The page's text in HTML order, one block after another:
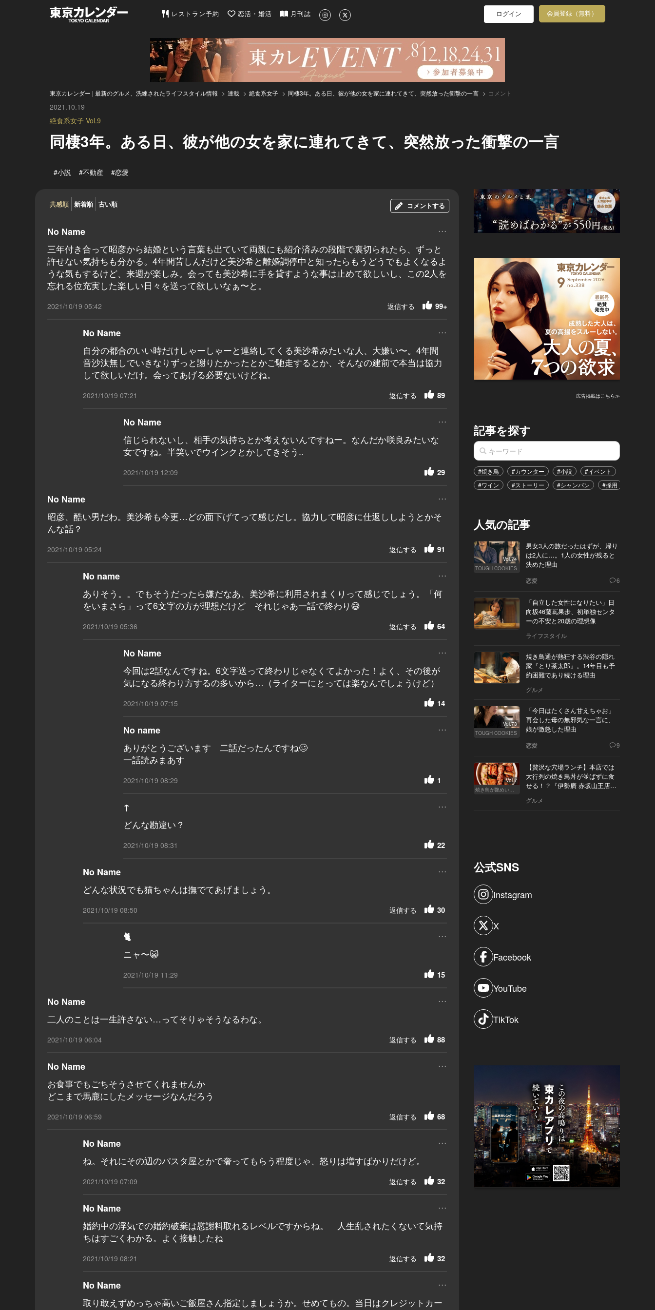
東京カレンダー | 最新のグルメ、洗練されたライフスタイル情報
レストラン予約 恋活・婚活 月刊誌 ログイン 会員登録（無料）
東京カレンダー | 最新のグルメ、洗練されたライフスタイル情報 連載 絶食系女子 同棲3年。ある日、彼が他の女を家に連れてきて、突然放った衝撃の一言 コメント
2021.10.19
絶食系女子 Vol.9
同棲3年。ある日、彼が他の女を家に連れてきて、突然放った衝撃の一言
#小説 #不動産 #恋愛
共感順 新着順 古い順 コメントする
No Name ...
三年付き合って昭彦から結婚という言葉も出ていて両親にも紹介済みの段階で裏切られたら、ずっと
許せない気持ちも分かる。4年間苦しんだけど美沙希と離婚調停中と知ったらもうどうでもよくなるよ
うな気もするけど、来週が楽しみ。会っても美沙希に手を貸すような事は止めて欲しいし、この2人を
忘れる位充実した楽しい日々を送って欲しいなぁ〜と。
2021/10/19 05:42 99+
返信する
No Name ...
自分の都合のいい時だけしゃーしゃーと連絡してくる美沙希みたいな人、大嫌い〜。4年間
音沙汰無しでいきなりずっと謝りたかったとかご馳走するとか、そんなの建前で本当は協力
して欲しいだけ。会ってあげる必要ないけどね。
2021/10/19 07:21 89
返信する
No Name ...
信じられないし、相手の気持ちとか考えないんですねー。なんだか咲良みたいな
女ですね。半笑いでウインクとかしてきそう..
2021/10/19 12:09 29
No Name ...
昭彦、酷い男だわ。美沙希も今更…どの面下げてって感じだし。協力して昭彦に仕返ししようとかそ
んな話？
2021/10/19 05:24 91
返信する
No name ...
ありそう。。でもそうだったら嫌だなあ、美沙希に利用されまくりって感じでしょう。「何
をいまさら」って6文字の方が理想だけど それじゃあ一話で終わり😅
2021/10/19 05:36 64
返信する
No Name ...
今回は2話なんですね。6文字送って終わりじゃなくてよかった！よく、その後が
気になる終わり方するの多いから…（ライターにとっては楽なんでしょうけど）
2021/10/19 07:15 14
No name ...
ありがとうございます 二話だったんですね🥴
一話読みまあす
2021/10/19 08:29 1
↑ ...
どんな勘違い？
2021/10/19 08:31 22
No Name ...
どんな状況でも猫ちゃんは撫でてあげましょう。
2021/10/19 08:50 30
返信する
🐈 ...
ニャ〜😺
2021/10/19 11:29 15
No Name ...
二人のことは一生許さない…ってそりゃそうなるわな。
2021/10/19 06:04 88
返信する
No Name ...
お食事でもごちそうさせてくれませんか
どこまで馬鹿にしたメッセージなんだろう
2021/10/19 06:59 68
返信する
No Name ...
ね。それにその辺のパスタ屋とかで奢ってもらう程度じゃ、怒りは増すばかりだけど。
2021/10/19 07:09 32
返信する
No Name ...
婚約中の浮気での婚約破棄は慰謝料取れるレベルですからね。 人生乱されたくないて気持
ちはすごくわかる。よく接触したね
2021/10/19 08:21 32
返信する
No Name ...
取り敢えずめっちゃ高いご飯屋さん指定しましょうか。せめてもの。当日はクレジットカー
広告掲載はこちら≫
記事を探す
#焼き鳥 #カウンター #小説 #イベント
#ワイン
#ストーリー #シャンパン #採用
人気の記事
Vol.74
TOUGH COOKIES
男女3人の旅だったはずが、帰り
は2人に…。1人の女性が残ると
決めた理由
恋愛 6
「自立した女性になりたい」日
向坂46藤嶌果歩、初単独センタ
ーの不安と20歳の理想像
ライフスタイル
焼き鳥通が熱狂する渋谷の隠れ
家『とり茶太郎』。14年目も予
約困難であり続ける理由
グルメ
Vol.73
TOUGH COOKIES
「今日はたくさん甘えちゃお」
再会した母の無邪気な一言に、
娘が激怒した理由
恋愛 9
Vol.7
焼き鳥が艶めいてきた
【贅沢な穴場ランチ】本店では
大行列の焼き鳥丼が並ばずに食
せる！？『伊勢廣 赤坂山王店』
グルメ
公式SNS
Instagram
X
Facebook
YouTube
TikTok